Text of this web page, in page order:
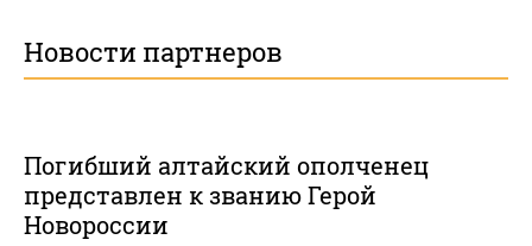
Новости партнеров
Погибший алтайский ополченец
представлен к званию Герой
Новороссии